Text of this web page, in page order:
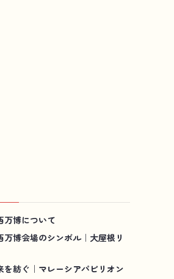
万博について
万博会場のシンボル｜大屋根リ
を紡ぐ｜マレーシアパビリオン